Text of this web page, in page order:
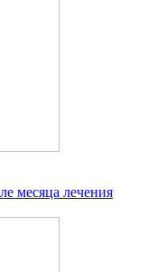
месяца лечения